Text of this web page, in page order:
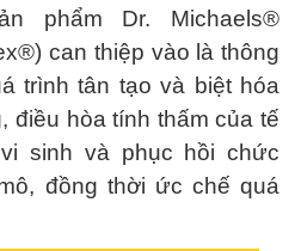
phẩm Dr. Michaels®
can thiệp vào là thông
trình tân tạo và biệt hóa
điều hòa tính thấm của tế
sinh và phục hồi chức
đồng thời ức chế quá